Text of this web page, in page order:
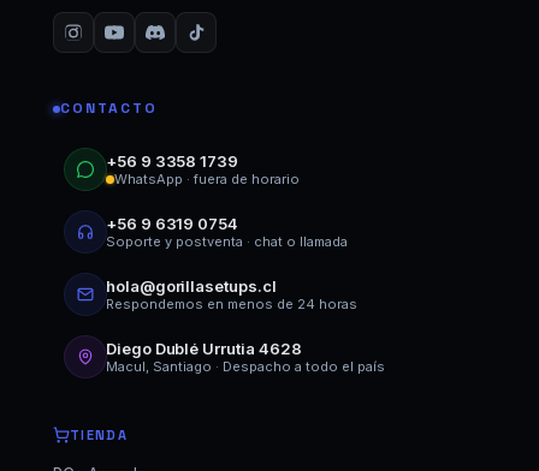
CONTACTO
+56 9 3358 1739
WhatsApp · fuera de horario
+56 9 6319 0754
Soporte y postventa · chat o llamada
hola@gorillasetups.cl
Respondemos en menos de 24 horas
Diego Dublé Urrutia 4628
Macul, Santiago · Despacho a todo el país
TIENDA